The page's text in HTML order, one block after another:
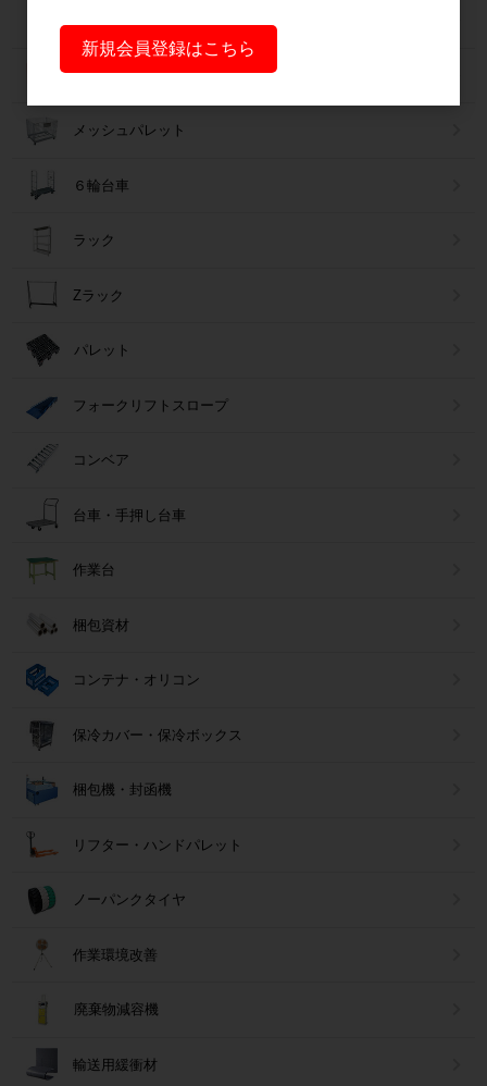
ネスティングラック
メッシュパレット
６輪台車
ラック
Zラック
パレット
フォークリフトスロープ
コンベア
台車・手押し台車
作業台
梱包資材
コンテナ・オリコン
保冷カバー・保冷ボックス
梱包機・封函機
リフター・ハンドパレット
ノーパンクタイヤ
作業環境改善
廃棄物減容機
輸送用緩衝材
新規会員登録はこちら